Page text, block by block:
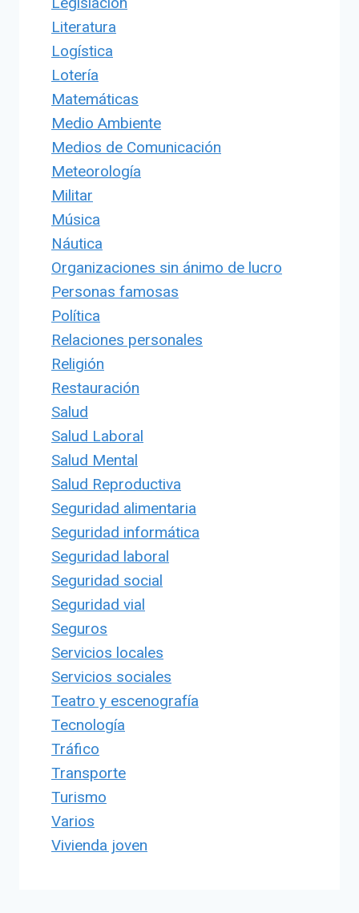
Literatura
Logística
Lotería
Matemáticas
Medio Ambiente
Medios de Comunicación
Meteorología
Militar
Música
Náutica
Organizaciones sin ánimo de lucro
Personas famosas
Política
Relaciones personales
Religión
Restauración
Salud
Salud Laboral
Salud Mental
Salud Reproductiva
Seguridad alimentaria
Seguridad informática
Seguridad laboral
Seguridad social
Seguridad vial
Seguros
Servicios locales
Servicios sociales
Teatro y escenografía
Tecnología
Tráfico
Transporte
Turismo
Varios
Vivienda joven